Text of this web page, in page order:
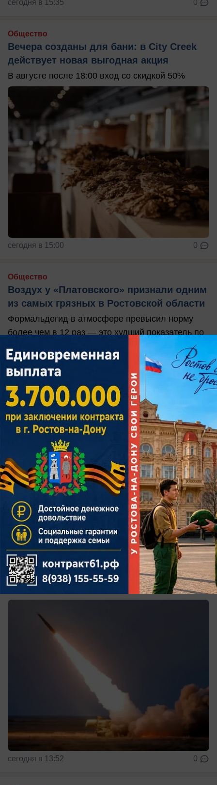
сегодня в 15:35 0
Общество
Вечера созданы для бани: в City Creek
действует новая выгодная акция
В августе после 18:00 вход со скидкой 50%
сегодня в 15:00 0
Общество
Воздух у «Платовского» признали одним
из самых грязных в Ростовской области
Формальдегид в атмосфере превысил норму
более чем в 12 раз — это худший показатель по
региону
сегодня в 14:34 0
Происшествия
В Таганроге работают силы ПВО
Над городом фиксируют работу средств
противовоздушной обороны
сегодня в 13:52 0